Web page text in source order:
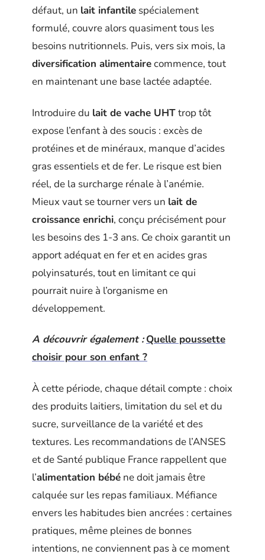
défaut, un lait infantile spécialement
formulé, couvre alors quasiment tous les
besoins nutritionnels. Puis, vers six mois, la
diversification alimentairecommence, tout
en maintenant une base lactée adaptée.
Introduire du lait de vache UHTtrop tôt
expose l’enfant à des soucis : excès de
protéines et de minéraux, manque d’acides
gras essentiels et de fer. Le risque est bien
réel, de la surcharge rénale à l’anémie.
Mieux vaut se tourner vers un lait de
croissance enrichi, conçu précisément pour
les besoins des 1-3 ans. Ce choix garantit un
apport adéquat en fer et en acides gras
polyinsaturés, tout en limitant ce qui
pourrait nuire à l’organisme en
développement.
A découvrir également : Quelle poussette
choisir pour son enfant ?
À cette période, chaque détail compte : choix
des produits laitiers, limitation du sel et du
sucre, surveillance de la variété et des
textures. Les recommandations de l’ANSES
et de Santé publique France rappellent que
l’alimentation bébé ne doit jamais être
calquée sur les repas familiaux. Méfiance
envers les habitudes bien ancrées : certaines
pratiques, même pleines de bonnes
intentions, ne conviennent pas à ce moment